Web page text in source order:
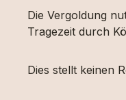
Die Vergoldung
Tragezeit durch
Dies stellt keinen